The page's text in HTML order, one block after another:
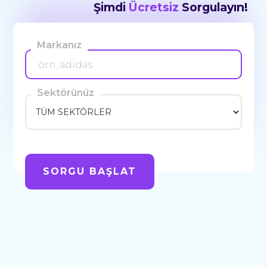
Şimdi Ücretsiz Sorgulayın!
Markanız
Sektörünüz
SORGU BAŞLAT